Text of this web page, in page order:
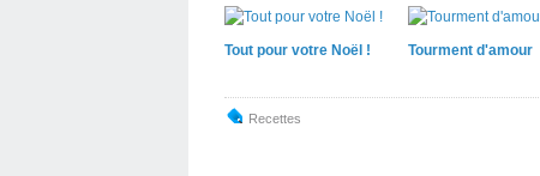
Tout pour votre Noël ! Tourment d'amour
Recettes